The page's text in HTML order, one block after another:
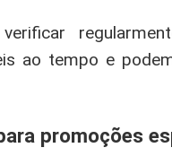
ao tempo e
promoções